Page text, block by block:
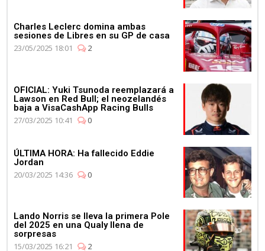
Charles Leclerc domina ambas
sesiones de Libres en su GP de casa
23/05/2025 18:01
2
OFICIAL: Yuki Tsunoda reemplazará a
Lawson en Red Bull; el neozelandés
baja a VisaCashApp Racing Bulls
27/03/2025 10:41
0
ÚLTIMA HORA: Ha fallecido Eddie
Jordan
20/03/2025 14:36
0
Lando Norris se lleva la primera Pole
del 2025 en una Qualy llena de
sorpresas
15/03/2025 16:21
2